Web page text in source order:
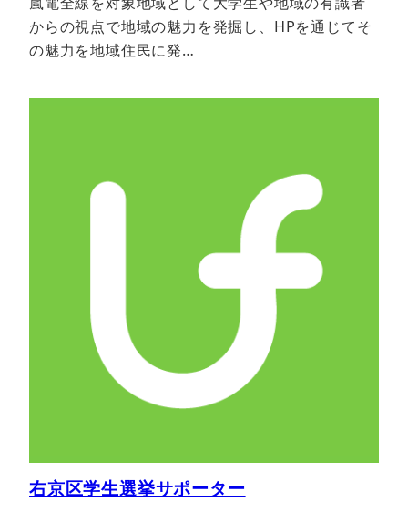
からの視点で地域の魅力を発掘し、HPを通じてそ
の魅力を地域住民に発…
右京区学生選挙サポーター